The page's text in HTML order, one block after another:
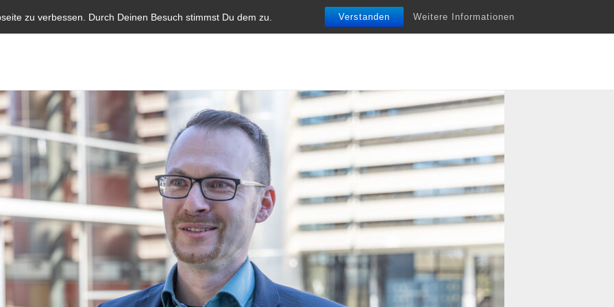
zu verbessen. Durch Deinen Besuch stimmst Du dem zu. Verstanden Weitere Informationen
Start Aktuelles Blauer Brief Parlamentarische Infobriefe Termine Vita Unterstützung